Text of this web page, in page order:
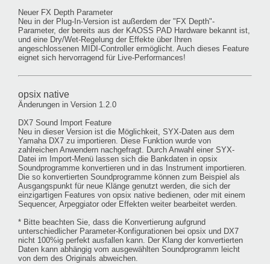
Neuer FX Depth Parameter
Neu in der Plug-In-Version ist außerdem der "FX Depth"-
Parameter, der bereits aus der KAOSS PAD Hardware bekannt ist,
und eine Dry/Wet-Regelung der Effekte über Ihren
angeschlossenen MIDI-Controller ermöglicht. Auch dieses Feature
eignet sich hervorragend für Live-Performances!
opsix native
Änderungen in Version 1.2.0
DX7 Sound Import Feature
Neu in dieser Version ist die Möglichkeit, SYX-Daten aus dem
Yamaha DX7 zu importieren. Diese Funktion wurde von
zahlreichen Anwendern nachgefragt. Durch Anwahl einer SYX-
Datei im Import-Menü lassen sich die Bankdaten in opsix
Soundprogramme konvertieren und in das Instrument importieren.
Die so konvertierten Soundprogramme können zum Beispiel als
Ausgangspunkt für neue Klänge genutzt werden, die sich der
einzigartigen Features von opsix native bedienen, oder mit einem
Sequencer, Arpeggiator oder Effekten weiter bearbeitet werden.
* Bitte beachten Sie, dass die Konvertierung aufgrund
unterschiedlicher Parameter-Konfigurationen bei opsix und DX7
nicht 100%ig perfekt ausfallen kann. Der Klang der konvertierten
Daten kann abhängig vom ausgewählten Soundprogramm leicht
von dem des Originals abweichen.